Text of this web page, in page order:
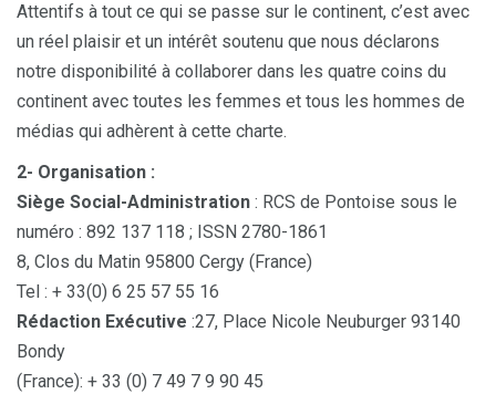
Attentifs à tout ce qui se passe sur le continent, c’est avec
un réel plaisir et un intérêt soutenu que nous déclarons
notre disponibilité à collaborer dans les quatre coins du
continent avec toutes les femmes et tous les hommes de
médias qui adhèrent à cette charte.
2- Organisation :
Siège Social-Administration : RCS de Pontoise sous le
numéro : 892 137 118 ; ISSN 2780-1861
8, Clos du Matin 95800 Cergy (France)
Tel : + 33(0) 6 25 57 55 16
Rédaction Exécutive :27, Place Nicole Neuburger 93140
Bondy
(France): + 33 (0) 7 49 7 9 90 45